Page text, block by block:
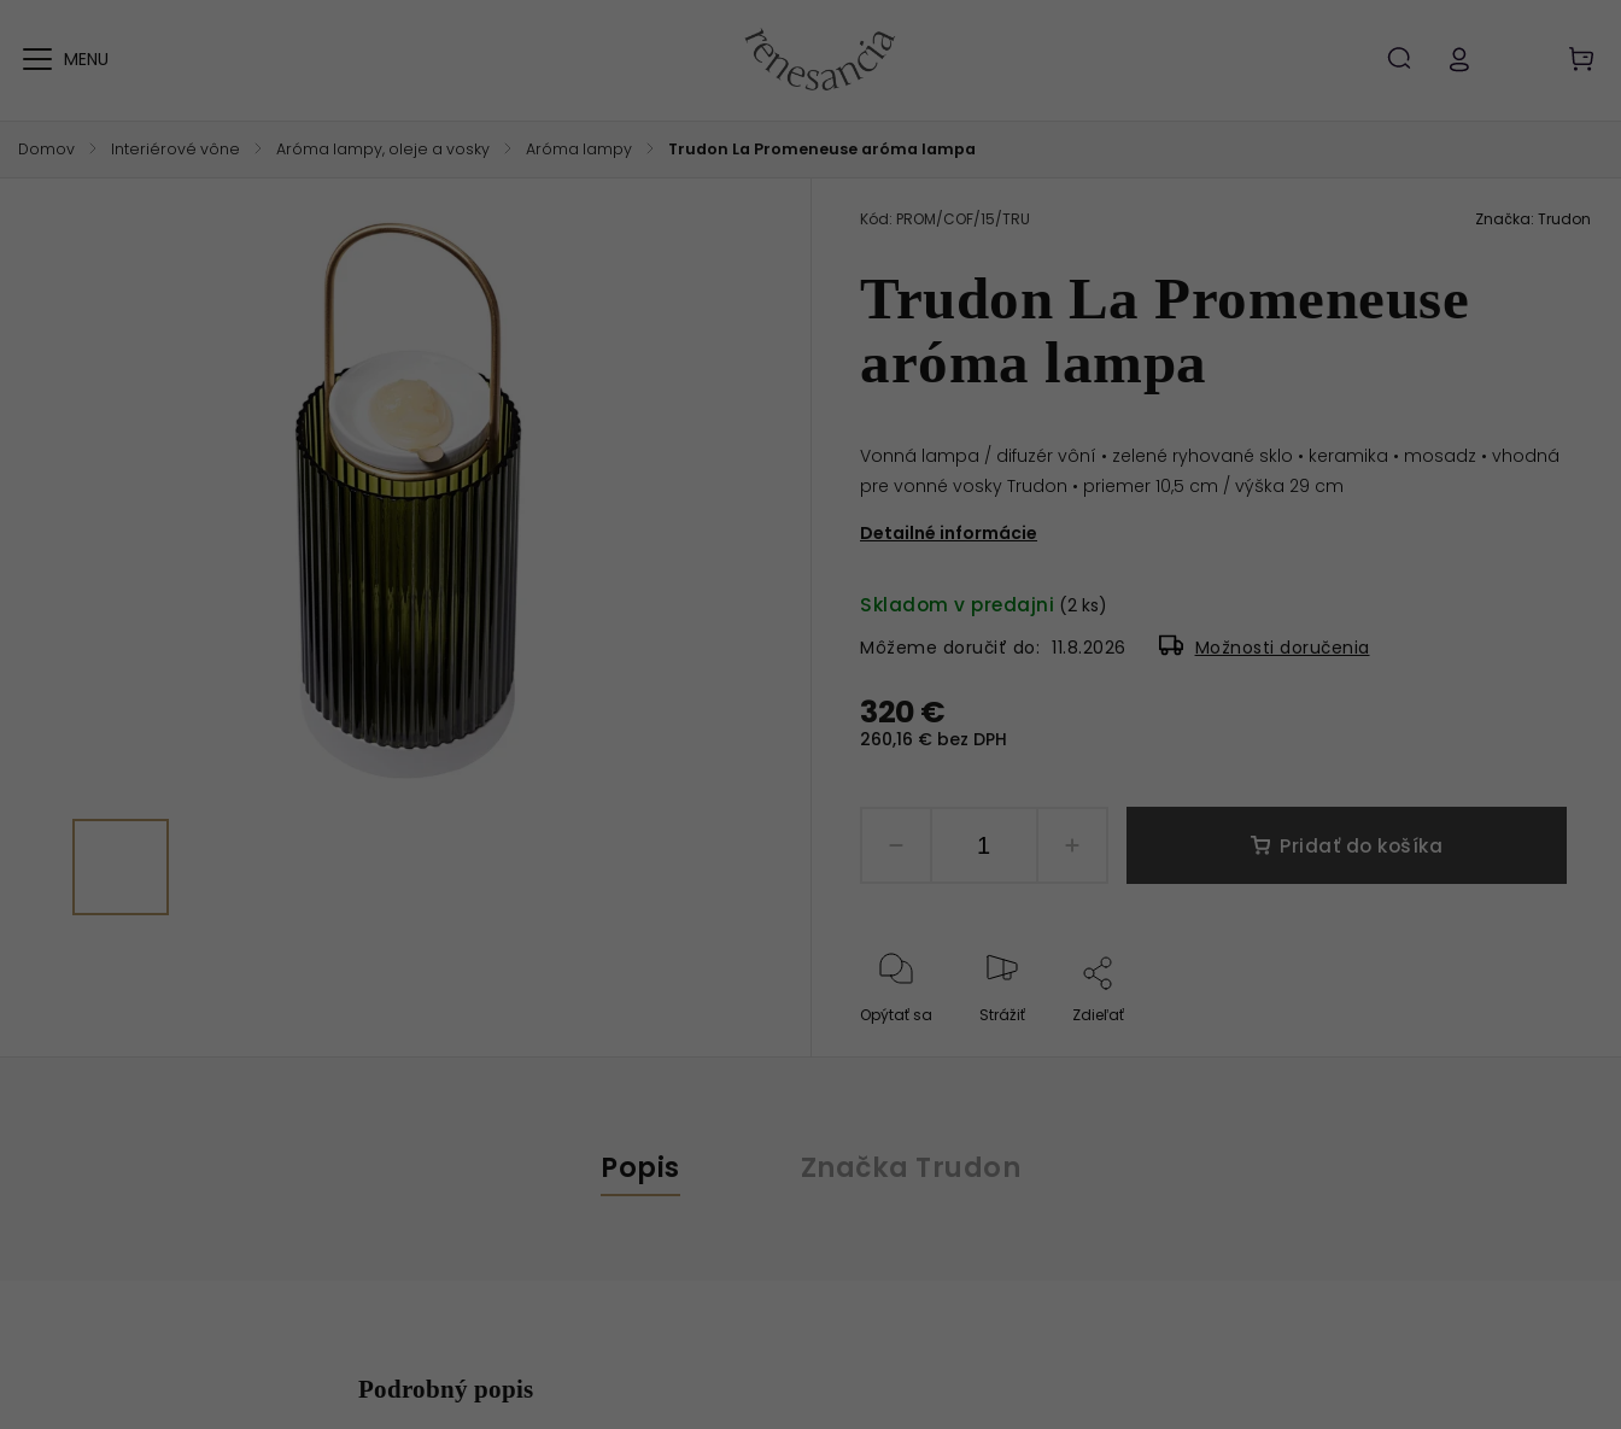
Domov / Interiérové vône / Aróma lampy, oleje a vosky / Aróma lampy / Trudon La Promeneuse aróma lampa
Trudon La Promeneuse
aróma lampa
Kód: PROM/COF/15/TRU
Vonná lampa / difuzér vôní • zelené ryhované sklo • keramika • mosadz • vhodná
pre vonné vosky Trudon • priemer 10,5 cm / výška 29 cm
Detailné informácie
Značka: Trudon
320 €
260,16 € bez DPH
Skladom v predajni (2 ks)
Môžeme doručiť do: 11.8.2026 Možnosti doručenia
Pridať do košíka
Opýtať sa Strážiť Zdieľať
Popis Značka Trudon
Podrobný popis